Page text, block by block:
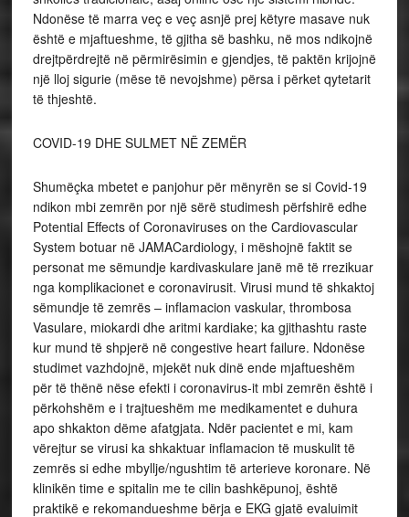
Ndonëse të marra veç e veç asnjë prej këtyre masave nuk
është e mjaftueshme, të gjitha së bashku, në mos ndikojnë
drejtpërdrejtë në përmirësimin e gjendjes, të paktën krijojnë
një lloj sigurie (mëse të nevojshme) përsa i përket qytetarit
të thjeshtë.
COVID-19 DHE SULMET NË ZEMËR
Shumëçka mbetet e panjohur për mënyrën se si Covid-19
ndikon mbi zemrën por një sërë studimesh përfshirë edhe
Potential Effects of Coronaviruses on the Cardiovascular
System botuar në JAMACardiology, i mëshojnë faktit se
personat me sëmundje kardivaskulare janë më të rrezikuar
nga komplikacionet e coronavirusit. Virusi mund të shkaktoj
sëmundje të zemrës – inflamacion vaskular, thrombosa
Vasulare, miokardi dhe aritmi kardiake; ka gjithashtu raste
kur mund të shpjerë në congestive heart failure. Ndonëse
studimet vazhdojnë, mjekët nuk dinë ende mjaftueshëm
për të thënë nëse efekti i coronavirus-it mbi zemrën është i
përkohshëm e i trajtueshëm me medikamentet e duhura
apo shkakton dëme afatgjata. Ndër pacientet e mi, kam
vërejtur se virusi ka shkaktuar inflamacion të muskulit të
zemrës si edhe mbyllje/ngushtim të arterieve koronare. Në
klinikën time e spitalin me te cilin bashkëpunoj, është
praktikë e rekomandueshme bërja e EKG gjatë evaluimit